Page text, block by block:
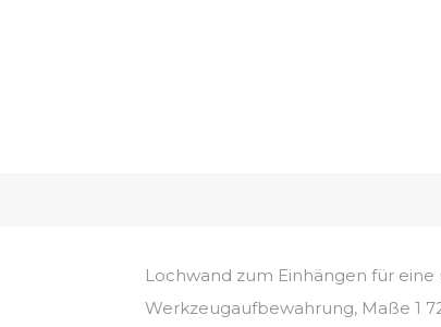
Lochwand zum Einhängen für
Werkzeugaufbewahrung, Maße 1